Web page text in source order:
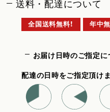
送料・配達について
全国送料無料！ 年中
お届け日時のご指定に
配達の日時をご指定頂けま